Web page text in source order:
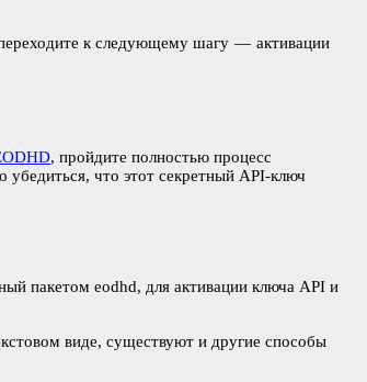
к следующему шагу — активации
, пройдите полностью процесс
что этот секретный API-ключ
пакетом eodhd, для активации ключа API и
виде, существуют и другие способы